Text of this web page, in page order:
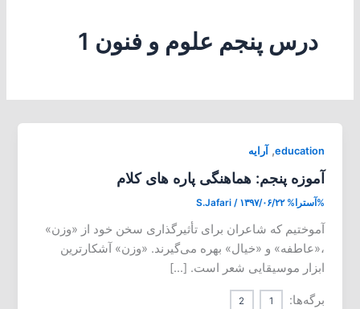
درس پنجم علوم و فنون 1
education
, آرایه
آموزه پنجم: هماهنگی پاره های کلام
%آسترا% S.Jafari / ۱۳۹۷/۰۶/۲۲
آموختیم که شاعران برای تأثیرگذاری سخن خود از «وزن»
،«عاطفه» و «خیال» بهره می‌گیرند. «وزن» آشکارترین
ابزار موسیقایی شعر است. […]
برگه‌ها: 1
2